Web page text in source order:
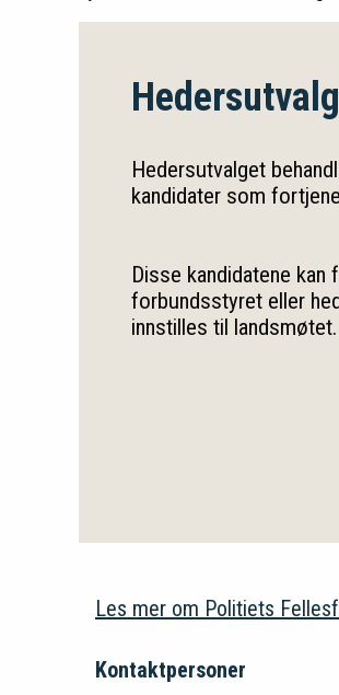
Hedersutvalget
kandidater som
Disse kandidatene kan
forbundsstyret eller
innstilles til landsmøtet.
Les mer om Politiets
Kontaktpersoner